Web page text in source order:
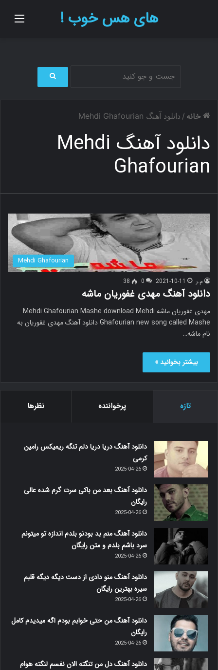
های هس خوب !
ج
خانه / دانلود آهنگ Mehdi Ghafourian
دانلود آهنگ Mehdi
Ghafourian
Mehdi Ghafourian
م.ر 2021-10-11
0
38
دانلود آهنگ مهدی غفوریان ماشه
مهدی غفوریان ماشه Mehdi Ghafourian Mashe download Mehdi
Ghafourian new song called Mashe دانلود آهنگ مهدی غفوریان به
نام ماشه…
بیشتر بخوانید »
تازه پرخواننده نظرها
دانلود آهنگ دریا دریا دلم تنگه ریمیکس رامین
کرمی
2025-04-26
دانلود آهنگ بعد من باکی سرت گرم شده عالی
رایگان
2025-04-26
دانلود آهنگ منم بد بودنو بلدم اندازه تو میتونم
سرد باشم بلدم و متن رایگان
2025-04-26
دانلود آهنگ منو دادی از دست دیگه دیگه قلبم
سیره بهترین رایگان
2025-04-26
دانلود آهنگ من حتی خوابم بودم اگه میدیدم کامل
رایگان
2025-04-26
دانلود آهنگ دل من تنگته الان نفسم لنگته هوام